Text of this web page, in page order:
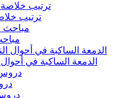
ترتيب
الدمعة الساکبة في